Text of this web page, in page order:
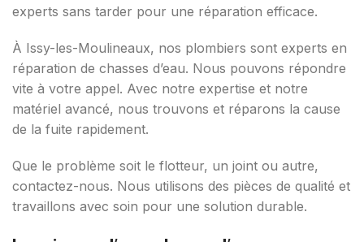
experts sans tarder pour une réparation efficace.
À Issy-les-Moulineaux, nos plombiers sont experts en
réparation de chasses d’eau. Nous pouvons répondre
vite à votre appel. Avec notre expertise et notre
matériel avancé, nous trouvons et réparons la cause
de la fuite rapidement.
Que le problème soit le flotteur, un joint ou autre,
contactez-nous. Nous utilisons des pièces de qualité et
travaillons avec soin pour une solution durable.